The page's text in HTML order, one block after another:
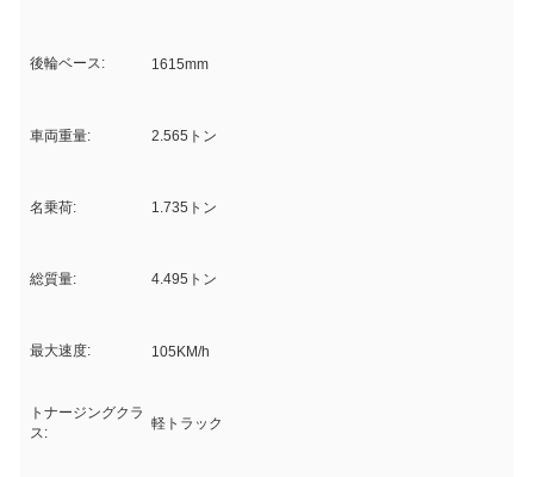
後輪ベース: 1615mm
車両重量: 2.565トン
名乗荷: 1.735トン
総質量: 4.495トン
最大速度: 105KM/h
トナージングクラ
ス:
軽トラック